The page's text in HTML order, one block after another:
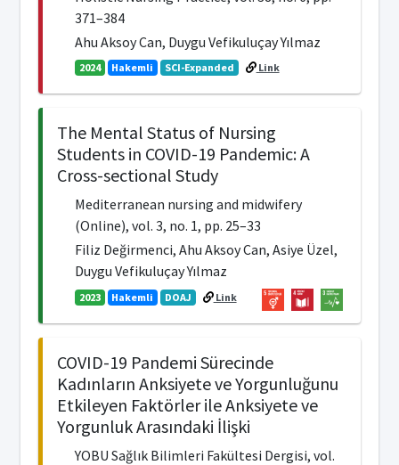
371–384
Ahu Aksoy Can, Duygu Vefikuluçay Yılmaz
2024 Hakemli SCI-Expanded Link
The Mental Status of Nursing
Students in COVID-19 Pandemic: A
Cross-sectional Study
Mediterranean nursing and midwifery
(Online), vol. 3, no. 1, pp. 25–33
Filiz Değirmenci, Ahu Aksoy Can, Asiye Üzel,
Duygu Vefikuluçay Yılmaz
2023 Hakemli DOAJ Link
COVID-19 Pandemi Sürecinde
Kadınların Anksiyete ve Yorgunluğunu
Etkileyen Faktörler ile Anksiyete ve
Yorgunluk Arasındaki İlişki
YOBU Sağlık Bilimleri Fakültesi Dergisi, vol.